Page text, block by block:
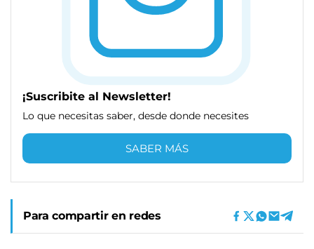
¡Suscribite al Newsletter!
Lo que necesitas saber, desde donde necesites
SABER MÁS
Para compartir en redes